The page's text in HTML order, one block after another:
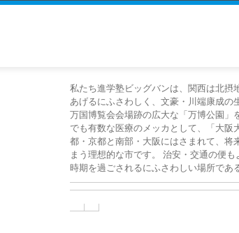
私たち進学塾ビッグバンは、関西は北摂
あげるにふさわしく、文豪・川端康成の
万国博覧会会場跡の広大な「万博公園
でも有数な医療のメッカとして、「大
都・京都と南部・大阪にはさまれて、将
まう理想的な市です。 治安・交通の便
時期を過ごされるにふさわしい場所であ